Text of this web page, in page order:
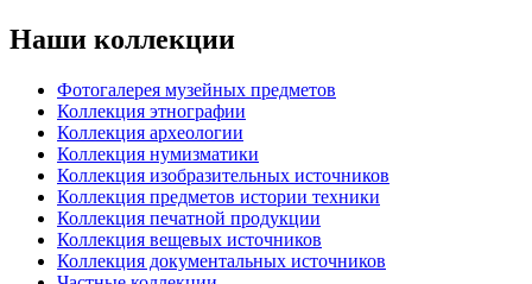
Наши коллекции
Фотогалерея музейных предметов
Коллекция этнографии
Коллекция археологии
Коллекция нумизматики
Коллекция изобразительных источников
Коллекция предметов истории техники
Коллекция печатной продукции
Коллекция вещевых источников
Коллекция документальных источников